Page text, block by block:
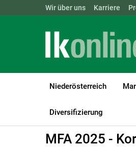
Landwirtschaftskammern:
Wir über uns Karriere
Niederösterreich
Diversifizierung
LK Niederösterreich
MFA 2025 -